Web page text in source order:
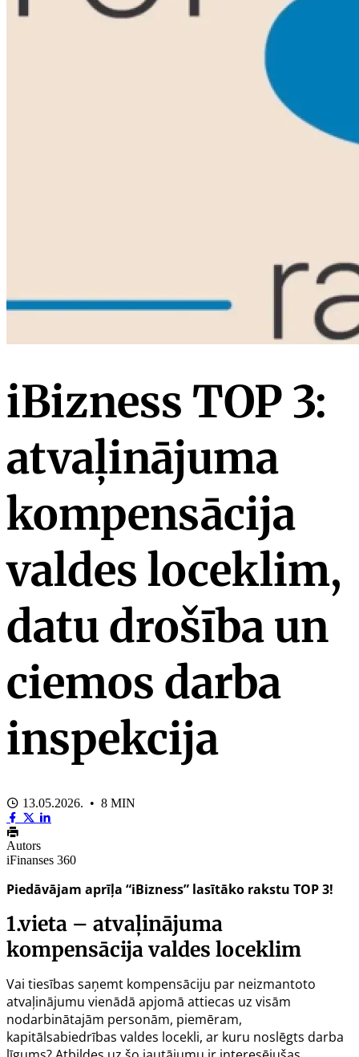
iBizness TOP 3:
atvaļinājuma
kompensācija
valdes loceklim,
datu drošība un
ciemos darba
inspekcija
13.05.2026. • 8 MIN
Autors
iFinanses 360
Piedāvājam aprīļa “iBizness” lasītāko rakstu TOP 3!
1.vieta – atvaļinājuma
kompensācija valdes loceklim
Vai tiesības saņemt kompensāciju par neizmantoto
atvaļinājumu vienādā apjomā attiecas uz visām
nodarbinātajām personām, piemēram,
kapitālsabiedrības valdes locekli, ar kuru noslēgts darba